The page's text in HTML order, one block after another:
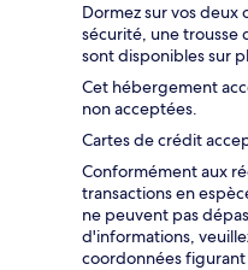
Dormez sur vos deux
sécurité, une trousse
sont disponibles sur
Cet hébergement
non acceptées.
Cartes de crédit
Conformément aux
transactions en
ne peuvent pas
d'informations,
coordonnées